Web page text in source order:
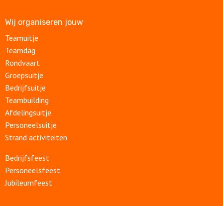
Wij organiseren jouw
Teamuitje
Teamdag
Rondvaart
Groepsuitje
Bedrijfsuitje
Teambuilding
Afdelingsuitje
Personeelsuitje
Strand activiteiten
Bedrijfsfeest
Personeelsfeest
Jubileumfeest